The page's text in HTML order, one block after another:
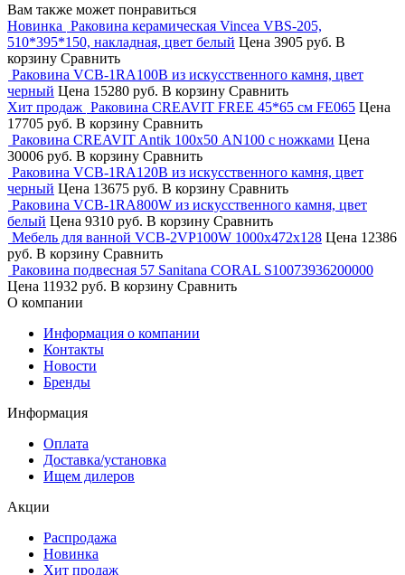
Вам также может понравиться
Новинка Раковина керамическая Vincea VBS-205,
510*395*150, накладная, цвет белый Цена 3905 руб. В
корзину Сравнить
Раковина VCB-1RA100B из искусственного камня, цвет
черный Цена 15280 руб. В корзину Сравнить
Хит продаж Раковина CREAVIT FREE 45*65 см FE065 Цена
17705 руб. В корзину Сравнить
Раковина CREAVIT Antik 100х50 AN100 с ножками Цена
30006 руб. В корзину Сравнить
Раковина VCB-1RA120B из искусственного камня, цвет
черный Цена 13675 руб. В корзину Сравнить
Раковина VCB-1RA800W из искусственного камня, цвет
белый Цена 9310 руб. В корзину Сравнить
Мебель для ванной VCB-2VP100W 1000х472х128 Цена 12386
руб. В корзину Сравнить
Раковина подвесная 57 Sanitana CORAL S10073936200000
Цена 11932 руб. В корзину Сравнить
О компании
Информация о компании
Контакты
Новости
Бренды
Информация
Оплата
Доставка/установка
Ищем дилеров
Акции
Распродажа
Новинка
Хит продаж